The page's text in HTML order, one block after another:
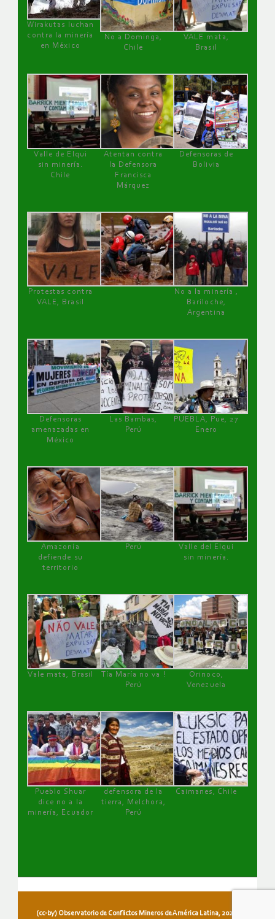
Wirakutas luchan
contra la minería
en México
No a Dominga,
Chile
VALE mata,
Brasil
Valle de Elqui
sin minería.
Chile
Atentan contra
la Defensora
Francisca
Márquez
Defensoras de
Bolivia
Protestas contra
VALE, Brasil
No a la minería ,
Bariloche,
Argentina
Defensoras
amenazadas en
México
Las Bambas,
Perú
PUEBLA, Pue, 27
Enero
Amazonía
defiende su
territorio
Perú
Valle del Elqui
sin minería.
Vale mata, Brasil
Tía María no va !
Perú
Orinoco,
Venezuela
Pueblo Shuar
dice no a la
minería, Ecuador
defensora de la
tierra, Melchora,
Perú
Caimanes, Chile
(cc-by) Observatorio de Conflictos Mineros de América Latina, 2026